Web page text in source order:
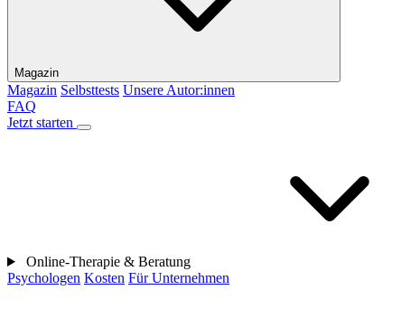
Magazin
Magazin Selbsttests Unsere Autor:innen
FAQ
Jetzt starten
Online-Therapie & Beratung
Psychologen Kosten Für Unternehmen